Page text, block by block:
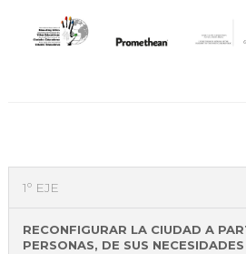
1º EJE
RECONFIGURAR LA CIUDAD A
PERSONAS, DE SUS